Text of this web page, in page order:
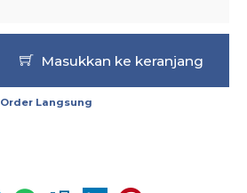
Masukkan ke keranjang
Order Langsung